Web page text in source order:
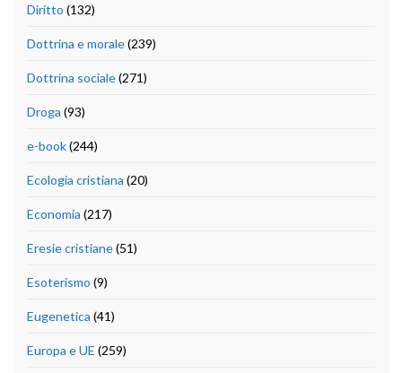
Diritto (132)
Dottrina e morale(239)
Dottrina sociale(271)
Droga (93)
e-book(244)
Ecologia cristiana (20)
Economia (217)
Eresie cristiane(51)
Esoterismo (9)
Eugenetica (41)
Europa e UE (259)